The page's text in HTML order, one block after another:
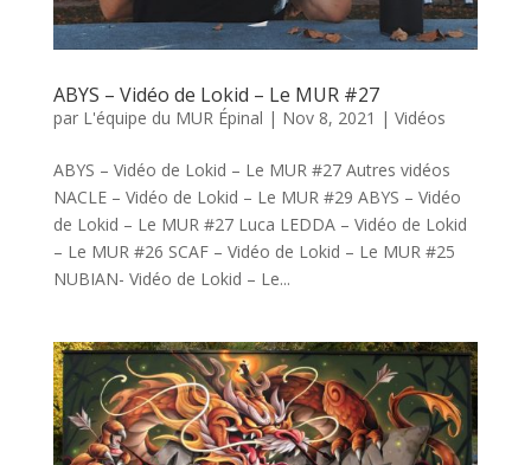
ABYS – Vidéo de Lokid – Le MUR #27
par L'équipe du MUR Épinal | Nov 8, 2021 | Vidéos
ABYS – Vidéo de Lokid – Le MUR #27 Autres vidéos
NACLE – Vidéo de Lokid – Le MUR #29 ABYS – Vidéo
de Lokid – Le MUR #27 Luca LEDDA – Vidéo de Lokid
– Le MUR #26 SCAF – Vidéo de Lokid – Le MUR #25
NUBIAN- Vidéo de Lokid – Le...